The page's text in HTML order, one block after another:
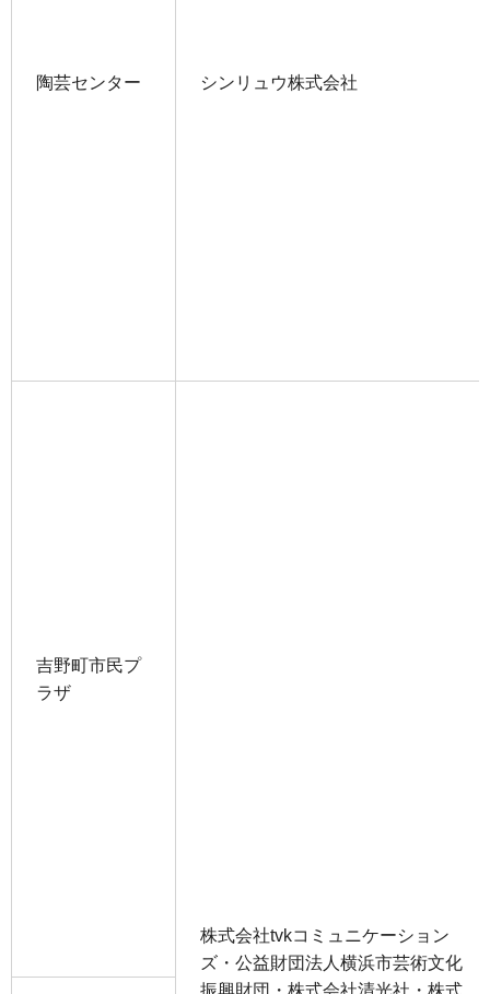
陶芸センター シンリュウ株式会社
吉野町市民プ
ラザ
株式会社tvkコミュニケーション
ズ・公益財団法人横浜市芸術文化
振興財団・株式会社清光社・株式